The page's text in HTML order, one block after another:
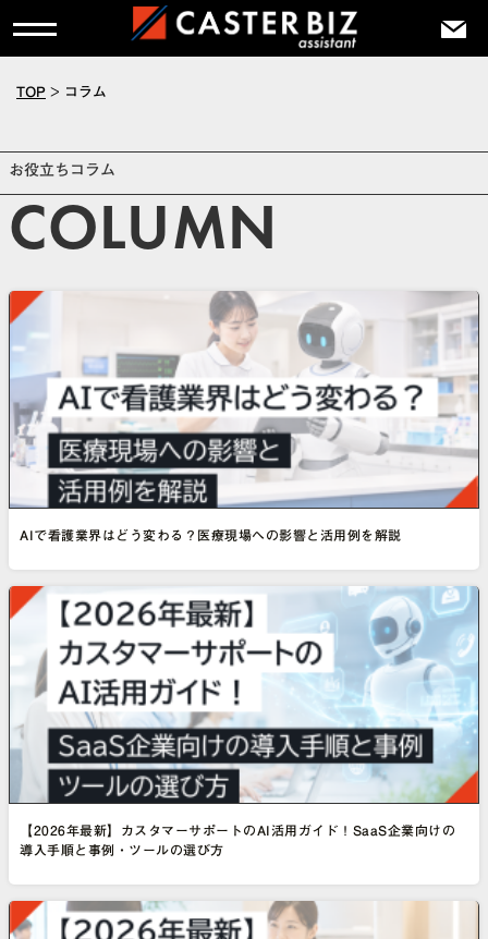
TOP > コラム
お役立ちコラム
COLUMN
AIで看護業界はどう変わる？医療現場への影響と活用例を解説
【2026年最新】カスタマーサポートのAI活用ガイド！SaaS企業向けの
導入手順と事例・ツールの選び方